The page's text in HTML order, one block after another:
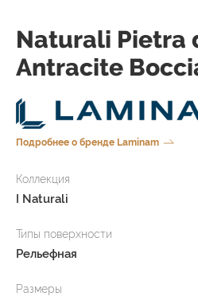
Naturali Pietra
Antracite
Подробнее о бренде Laminam
Коллекция
I Naturali
Типы поверхности
Рельефная
Размеры